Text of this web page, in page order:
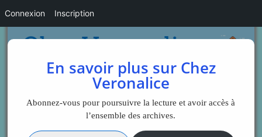
En savoir plus sur Chez
Veronalice
Abonnez-vous pour poursuivre la lecture et avoir accès à
l’ensemble des archives.
Saisissez votre adresse e-mail…
Connexion Inscription